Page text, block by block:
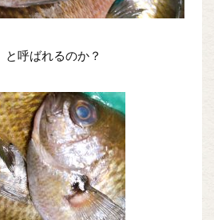
と呼ばれるのか？